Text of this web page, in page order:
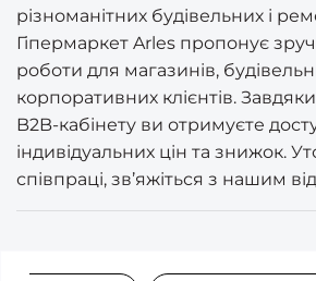
різноманітних будівельних і
Гіпермаркет Arles пропонує
роботи для магазинів,
корпоративних клієнтів.
B2B-кабінету ви отримуєте
індивідуальних цін та знижок.
співпраці, зв’яжіться з нашим